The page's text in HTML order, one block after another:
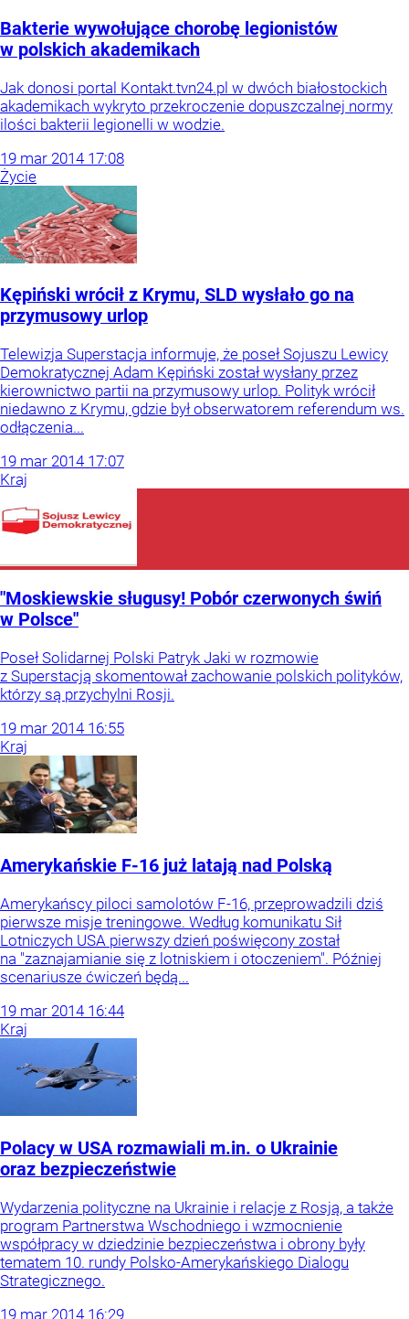
Bakterie wywołujące chorobę legionistów
w polskich akademikach
Jak donosi portal Kontakt.tvn24.pl w dwóch białostockich
akademikach wykryto przekroczenie dopuszczalnej normy
ilości bakterii legionelli w wodzie.
19 mar 2014 17:08
Życie
Kępiński wrócił z Krymu, SLD wysłało go na
przymusowy urlop
Telewizja Superstacja informuje, że poseł Sojuszu Lewicy
Demokratycznej Adam Kępiński został wysłany przez
kierownictwo partii na przymusowy urlop. Polityk wrócił
niedawno z Krymu, gdzie był obserwatorem referendum ws.
odłączenia...
19 mar 2014 17:07
Kraj
"Moskiewskie sługusy! Pobór czerwonych świń
w Polsce"
Poseł Solidarnej Polski Patryk Jaki w rozmowie
z Superstacją skomentował zachowanie polskich polityków,
którzy są przychylni Rosji.
19 mar 2014 16:55
Kraj
Amerykańskie F-16 już latają nad Polską
Amerykańscy piloci samolotów F-16, przeprowadzili dziś
pierwsze misje treningowe. Według komunikatu Sił
Lotniczych USA pierwszy dzień poświęcony został
na "zaznajamianie się z lotniskiem i otoczeniem". Później
scenariusze ćwiczeń będą...
19 mar 2014 16:44
Kraj
Polacy w USA rozmawiali m.in. o Ukrainie
oraz bezpieczeństwie
Wydarzenia polityczne na Ukrainie i relacje z Rosją, a także
program Partnerstwa Wschodniego i wzmocnienie
współpracy w dziedzinie bezpieczeństwa i obrony były
tematem 10. rundy Polsko-Amerykańskiego Dialogu
Strategicznego.
19 mar 2014 16:29